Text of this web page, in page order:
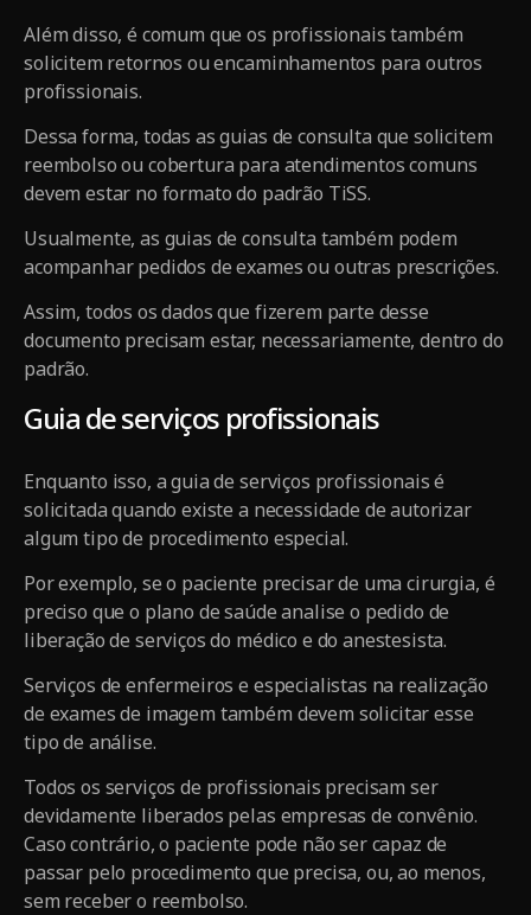
Além disso, é comum que os profissionais também
solicitem retornos ou encaminhamentos para outros
profissionais.
Dessa forma, todas as guias de consulta que solicitem
reembolso ou cobertura para atendimentos comuns
devem estar no formato do padrão TiSS.
Usualmente, as guias de consulta também podem
acompanhar pedidos de exames ou outras prescrições.
Assim, todos os dados que fizerem parte desse
documento precisam estar, necessariamente, dentro do
padrão.
Guia de serviços profissionais
Enquanto isso, a guia de serviços profissionais é
solicitada quando existe a necessidade de autorizar
algum tipo de procedimento especial.
Por exemplo, se o paciente precisar de uma cirurgia, é
preciso que o plano de saúde analise o pedido de
liberação de serviços do médico e do anestesista.
Serviços de enfermeiros e especialistas na realização
de exames de imagem também devem solicitar esse
tipo de análise.
Todos os serviços de profissionais precisam ser
devidamente liberados pelas empresas de convênio.
Caso contrário, o paciente pode não ser capaz de
passar pelo procedimento que precisa, ou, ao menos,
sem receber o reembolso.